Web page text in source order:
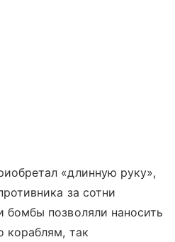
«длинную руку»,
за сотни
бомбы позволяли наносить
кораблям, так